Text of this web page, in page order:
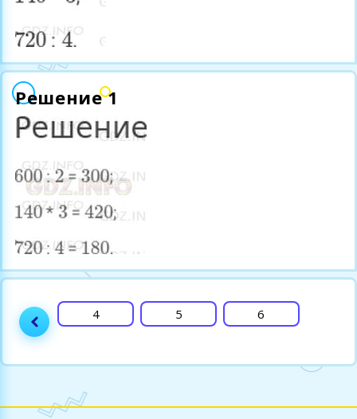
Решение 1
4 5 6